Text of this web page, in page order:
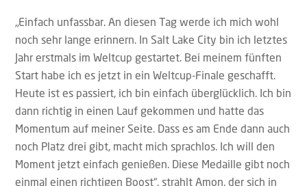
„Einfach unfassbar. An diesen Tag werde ich mich wohl
noch sehr lange erinnern. In Salt Lake City bin ich letztes
Jahr erstmals im Weltcup gestartet. Bei meinem fünften
Start habe ich es jetzt in ein Weltcup-Finale geschafft.
Heute ist es passiert, ich bin einfach überglücklich. Ich bin
dann richtig in einen Lauf gekommen und hatte das
Momentum auf meiner Seite. Dass es am Ende dann auch
noch Platz drei gibt, macht mich sprachlos. Ich will den
Moment jetzt einfach genießen. Diese Medaille gibt noch
einmal einen richtigen Boost“, strahlt Amon, der sich in